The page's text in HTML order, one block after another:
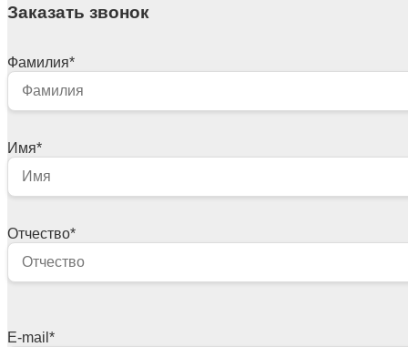
Заказать звонок
Фамилия*
Имя*
Отчество*
E-mail *